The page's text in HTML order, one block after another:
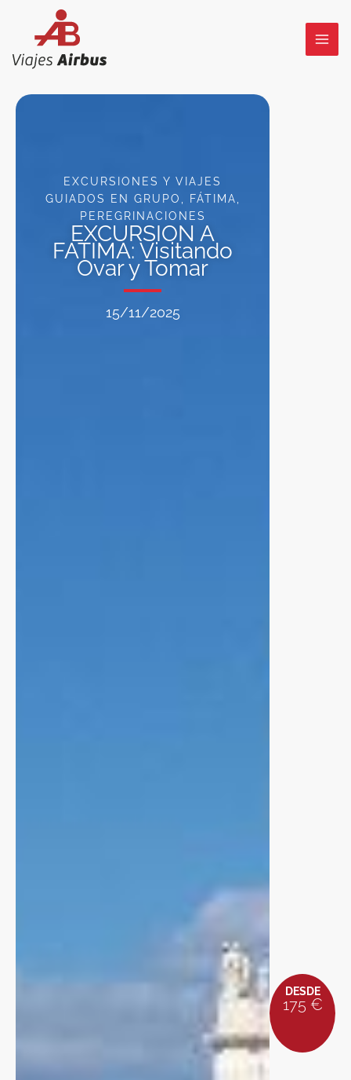
contenido
EXCURSIONES Y VIAJES
GUIADOS EN GRUPO
FÁTIMA
PEREGRINACIONES
EXCURSION A
FATIMA: Visitando
Ovar y Tomar
15/11/2025
DESDE
175 €